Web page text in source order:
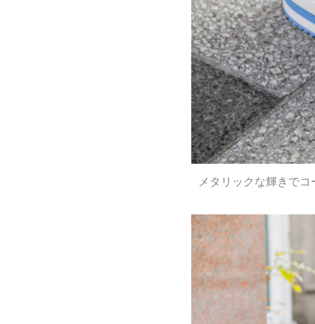
メタリックな輝きで